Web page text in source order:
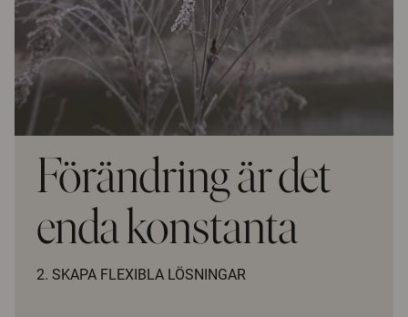
Förändring är det
enda konstanta
2. SKAPA FLEXIBLA LÖSNINGAR